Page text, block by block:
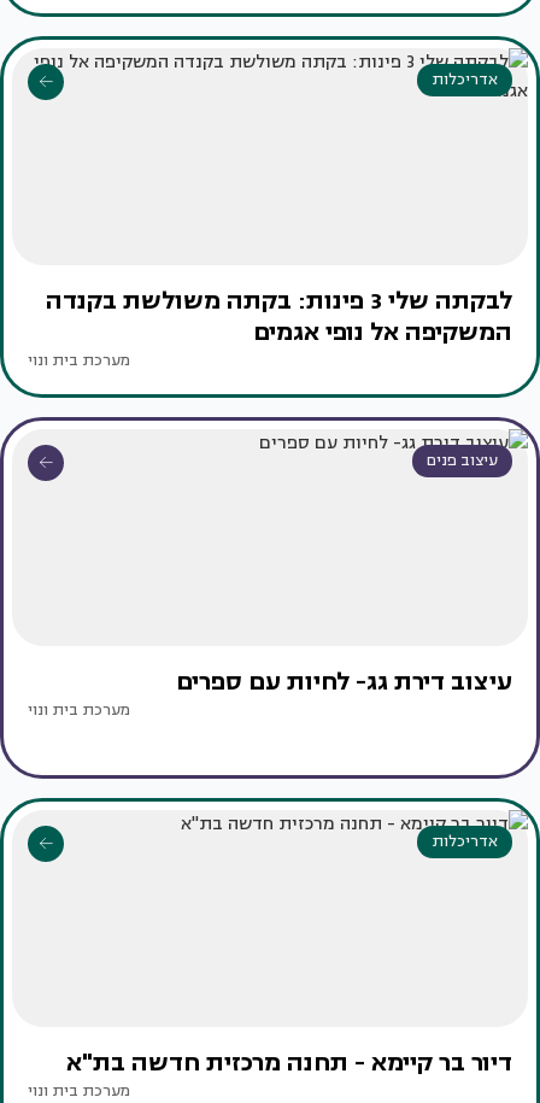
אדריכלות
לבקתה שלי 3 פינות: בקתה משולשת בקנדה
המשקיפה אל נופי אגמים
מערכת בית ונוי
עיצוב פנים
עיצוב דירת גג- לחיות עם ספרים
מערכת בית ונוי
אדריכלות
דיור בר קיימא - תחנה מרכזית חדשה בת"א
מערכת בית ונוי